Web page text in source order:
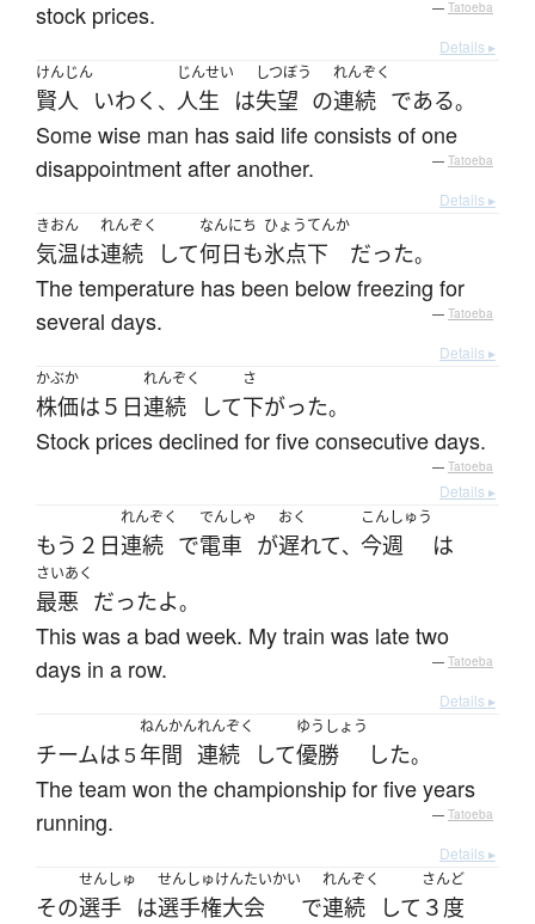
stock prices. — Tatoeba
Details ▸
けんじん
賢人 いわく 、
じんせい
人生 は
しつぼう
失望 の
れんぞく
連続 である。
Some wise man has said life consists of one
disappointment after another.
— Tatoeba
Details ▸
きおん
気温は
れんぞく
連続 して
なんにち
何日も
ひょうてんか
氷点下 だった。
The temperature has been below freezing for
several days.
— Tatoeba
Details ▸
かぶか
株価は ５日
れんぞく
連続 して
さ
下がった。
Stock prices declined for five consecutive days.
— Tatoeba
Details ▸
もう ２日
れんぞく
連続 で
でんしゃ
電車 が
おく
遅れて、
こんしゅう
今週 は
さいあく
最悪 だったよ。
This was a bad week. My train was late two
days in a row.
— Tatoeba
Details ▸
チームは５
ねんかん
年間
れんぞく
連続 して
ゆうしょう
優勝 した。
The team won the championship for five years
running.
— Tatoeba
Details ▸
その
せんしゅ
選手 は
せんしゅけんたいかい
選手権大会 で
れんぞく
連続 して
さんど
３度